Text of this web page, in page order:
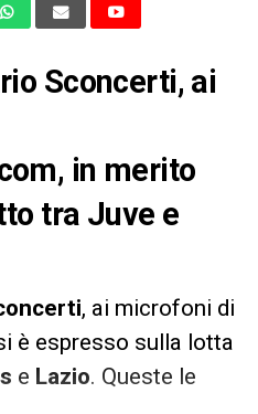
Sconcerti, ai
in merito
tra Juve e
, ai microfoni di
è espresso sulla lotta
e Lazio. Queste le